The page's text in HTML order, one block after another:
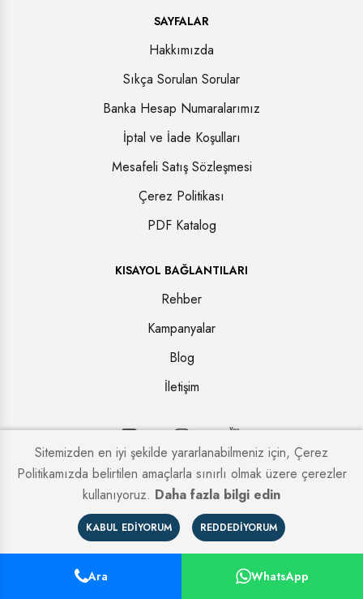
SAYFALAR
Hakkımızda
Sıkça Sorulan Sorular
Banka Hesap Numaralarımız
İptal ve İade Koşulları
Mesafeli Satış Sözleşmesi
Çerez Politikası
PDF Katalog
KISAYOL BAĞLANTILARI
Rehber
Kampanyalar
Blog
İletişim
Copyright © 2026. Tüm hakları saklıdır.Kapi Firmaları
Sitemizden en iyi şekilde yararlanabilmeniz için, Çerez
Politikamızda belirtilen amaçlarla sınırlı olmak üzere çerezler
kullanıyoruz. Daha fazla bilgi edin
KABUL EDIYORUM REDDEDIYORUM
Ara WhatsApp